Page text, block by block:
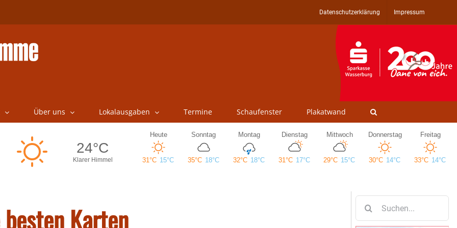
Datenschutzerklärung Impressum
Über uns Lokalausgaben Termine Schaufenster Plakatwand
Karten
nach: